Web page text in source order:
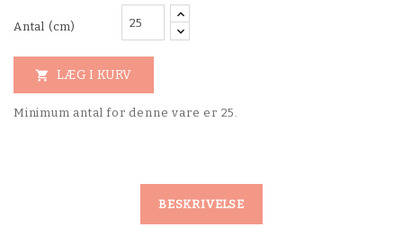
Antal (cm)
 LÆG I KURV
Minimum antal for denne vare er 25.
BESKRIVELSE